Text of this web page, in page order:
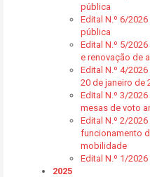
pública
Edital N.º 6/
pública
Edital N.º 5/
e renovação de
Edital N.º 4/
20 de janeiro de
Edital N.º 3/
mesas de voto
Edital N.º 2/
funcionamento
mobilidade
Edital N.º 1/
2025